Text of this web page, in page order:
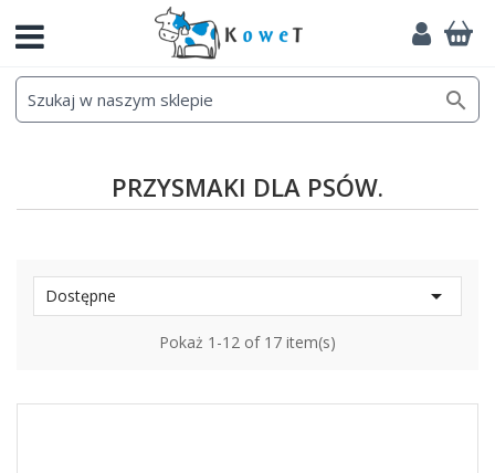

PRZYSMAKI DLA PSÓW.
Dostępne 
Pokaż 1-12 of 17 item(s)